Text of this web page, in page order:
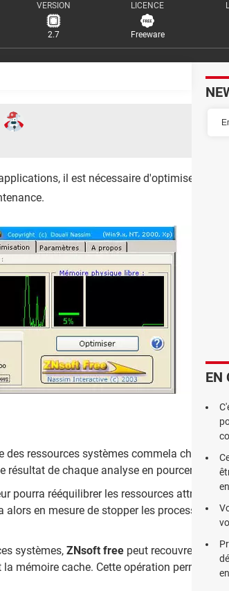
VERSION
2.7
LICENCE
Freeware
il est nécessaire d'optimiser les
ressources systèmes commela charge
de chaque analyse en pourcentage
rééquilibrer les ressources attribuées
en mesure de stopper les processus
systèmes, ZNsoft free peut recouvrer les
mémoire cache. Cette opération permettra
EN